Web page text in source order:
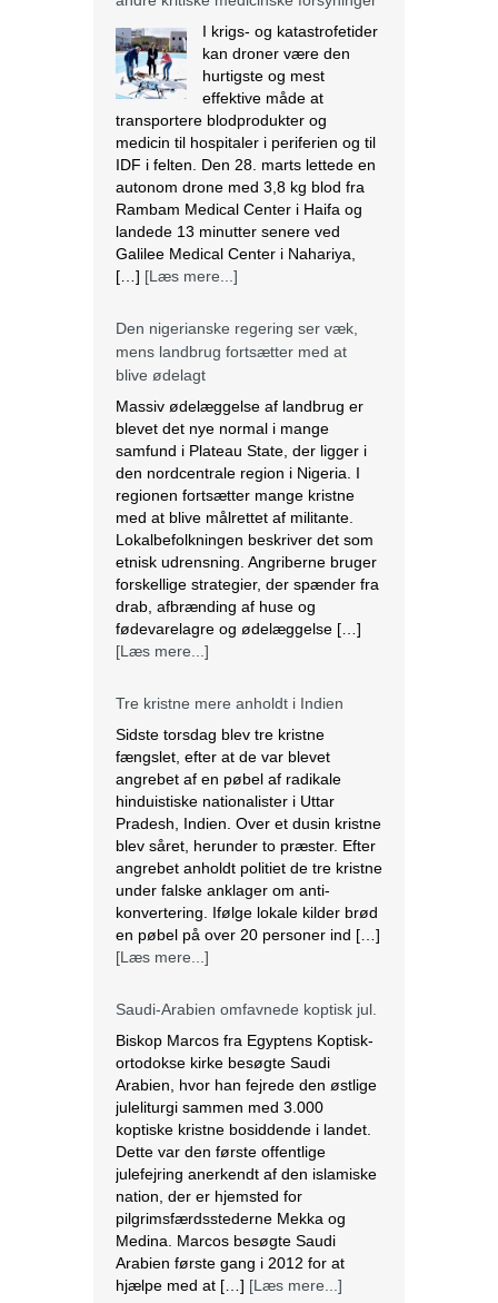
medicin til hospitaler i periferien og til
IDF i felten. Den 28. marts lettede en
autonom drone med 3,8 kg blod fra
Rambam Medical Center i Haifa og
landede 13 minutter senere ved
Galilee Medical Center i Nahariya,
[…][Læs mere...]
Den nigerianske regering ser væk,
mens landbrug fortsætter med at
blive ødelagt
Massiv ødelæggelse af landbrug er
samfund i Plateau State, der ligger i
den nordcentrale region i Nigeria. I
regionen fortsætter mange kristne
med at blive målrettet af militante.
Lokalbefolkningen beskriver det som
etnisk udrensning. Angriberne bruger
forskellige strategier, der spænder fra
drab, afbrænding af huse og
fødevarelagre og ødelæggelse […]
[Læs mere...]
Tre kristne mere anholdt i Indien
Sidste torsdag blev tre kristne
fængslet, efter at de var blevet
angrebet af en pøbel af radikale
blev såret, herunder to præster. Efter
angrebet anholdt politiet de tre kristne
under falske anklager om anti-
konvertering. Ifølge lokale kilder brød
en pøbel på over 20 personer ind […]
[Læs mere...]
Saudi-Arabien omfavnede koptisk jul.
Biskop Marcos fra Egyptens Koptisk-
ortodokse kirke besøgte Saudi
Arabien, hvor han fejrede den østlige
Dette var den første offentlige
julefejring anerkendt af den islamiske
nation, der er hjemsted for
pilgrimsfærdsstederne Mekka og
Medina. Marcos besøgte Saudi
Arabien første gang i 2012 for at
hjælpe med at […][Læs mere...]
Lesbisk par i Costa Rica bliver viet
efter lovændring
De første vielser i Costa Rica mellem
par af samme køn har fundet sted